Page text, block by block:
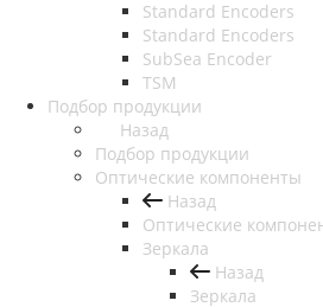
Standard Encoders
Standard Encoders
SubSea Encoder
TSM
Подбор продукции
Назад
Подбор продукции
Оптические компоненты
Назад
Оптические
Зеркала
Назад
Зеркала